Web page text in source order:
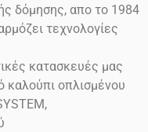
δόμησης, απο το 1984
τεχνολογίες
κατασκευές μας
καλούπι οπλισμένου